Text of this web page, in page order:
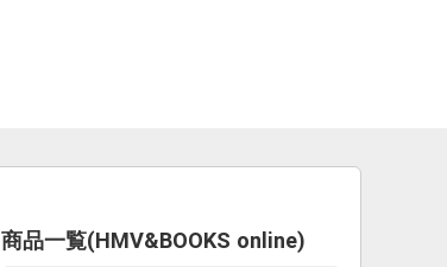
商品一覧(HMV&BOOKS online)